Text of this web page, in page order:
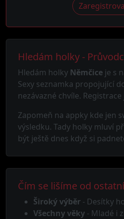
Hledám holky -
Hledám holky Němčice je s
Sexy seznamka propojující
nezávazné chvíle.
Zapomeň na appky kde jen
výsledku. Tady holky mluví
být ještě dnes když si
Čím se lišíme od
Široký výběr - Desítky
Všechny věky - Mladé i